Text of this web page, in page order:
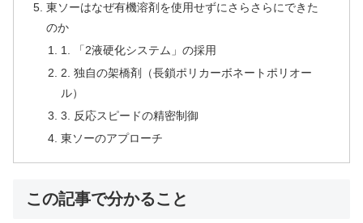
東ソーはなぜ有機溶剤を使用せずにさらさらにできた
のか
1. 「2液硬化システム」の採用
2. 独自の架橋剤（長鎖ポリカーボネートポリオー
ル）
3. 反応スピードの精密制御
東ソーのアプローチ
この記事で分かること